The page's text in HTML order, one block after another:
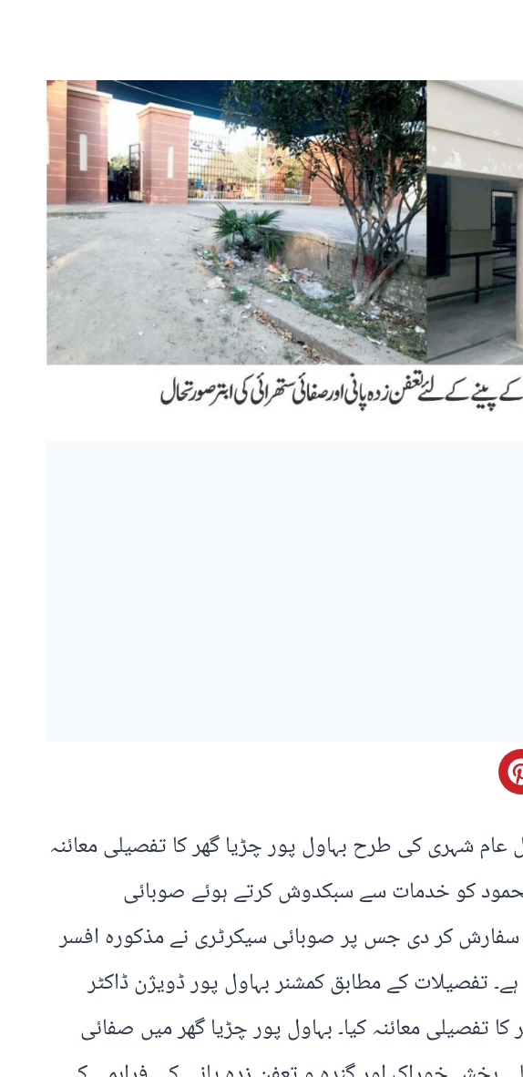
عام شہری کی طرح بہاول پور چڑیا گھر کا تفصیلی معائنہ
محمود کو خدمات سے سبکدوش کرتے ہوئے صوبائی
کر دی جس پر صوبائی سیکرٹری نے مذکورہ افسر
جاری کر دیا ہے۔ تفصیلات کے مطابق کمشنر بہاول پور ڈویژن ڈاکٹر
معائنہ کیا۔ بہاول پور چڑیا گھر میں صفائی